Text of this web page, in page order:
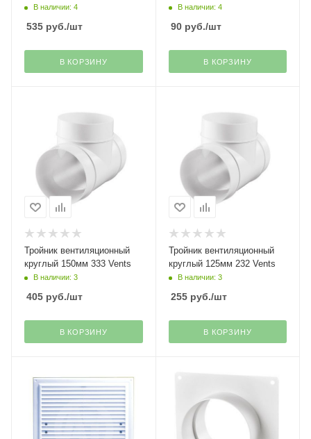
плюс
В наличии: 4
535 руб./шт
В КОРЗИНУ
В наличии: 4
90руб./шт
В КОРЗИНУ
Тройник вентиляционный
круглый 150мм 333 Vents
В наличии: 3
405 руб./шт
В КОРЗИНУ
Тройник вентиляционный
круглый 125мм 232 Vents
В наличии: 3
255руб./шт
В КОРЗИНУ